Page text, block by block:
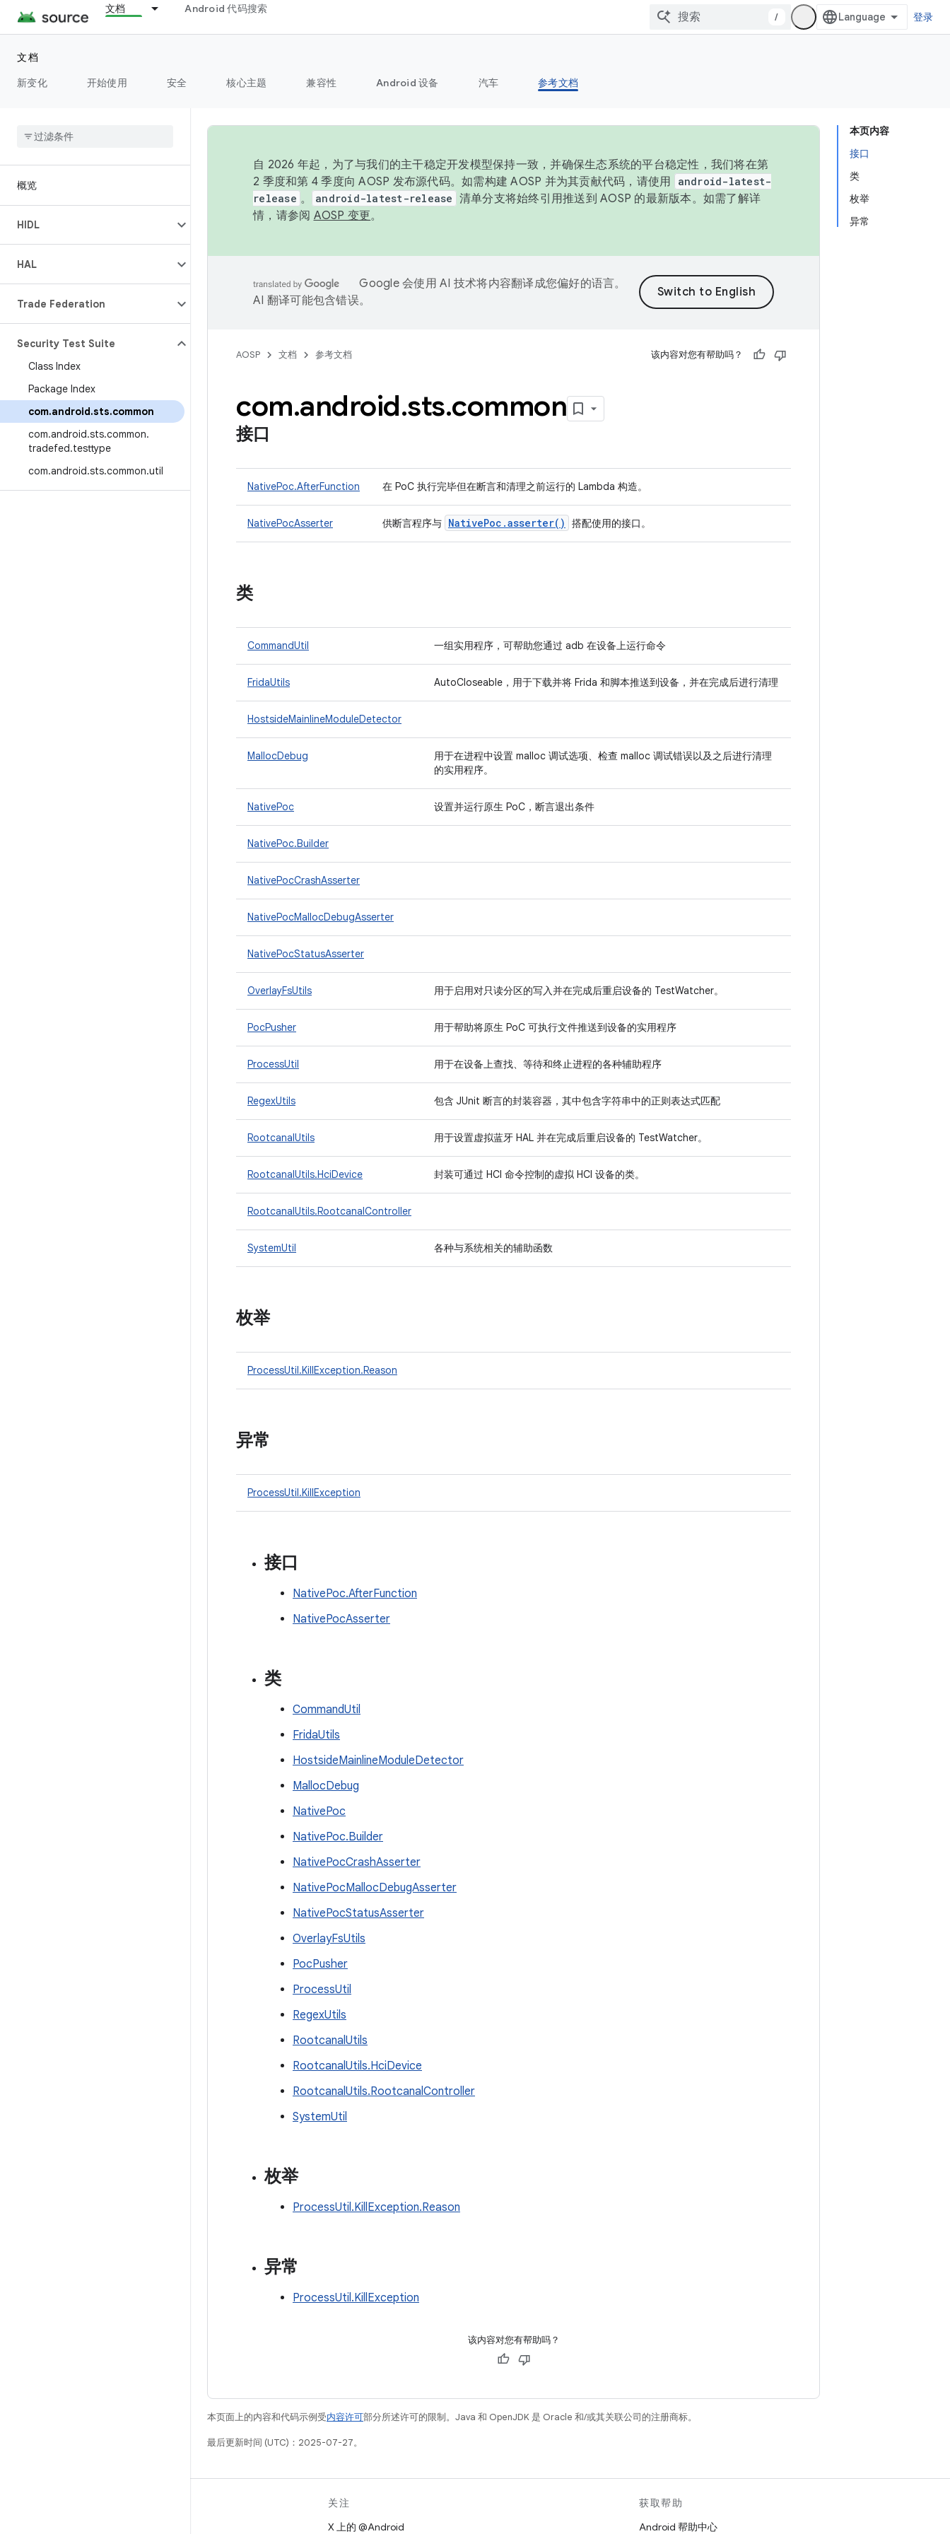
文档 Android 代码搜索
/ 登录
文档
新变化
开始使用 安全 核心主题 兼容性 Android 设备 汽车 参考文档
概览
HIDL
HAL
Trade Federation
Security Test Suite
Class Index
Package Index
com.android.sts.common
com.android.sts.common.
tradefed.testtype
com.android.sts.common.util
本页内容
接口
类
枚举
异常
自 2026 年起，为了与我们的主干稳定开发模型保持一致，并确保生态系统的平台稳定性，我们将在第
2 季度和第 4 季度向 AOSP 发布源代码。如需构建 AOSP 并为其贡献代码，请使用
android-latest-
release 。 android-latest-release 清单分支将始终引用推送到 AOSP 的最新版本。如需了解详
情，请参阅 AOSP 变更。
Google 会使用 AI 技术将内容翻译成您偏好的语言。
AI 翻译可能包含错误。
AOSP 文档 参考文档 该内容对您有帮助吗？
com.android.sts.common
接口
NativePoc.AfterFunction 在 PoC 执行完毕但在断言和清理之前运行的 Lambda 构造。
NativePocAsserter 供断言程序与 NativePoc .asserter( ) 搭配使用的接口。
类
CommandUtil 一组实用程序，可帮助您通过 adb 在设备上运行命令
FridaUtils AutoCloseable，用于下载并将 Frida 和脚本推送到设备，并在完成后进行清理
HostsideMainlineModuleDetector
MallocDebug
用于在进程中设置 malloc 调试选项、检查 malloc 调试错误以及之后进行清理
的实用程序。
NativePoc 设置并运行原生 PoC，断言退出条件
NativePoc.Builder
NativePocCrashAsserter
NativePocMallocDebugAsserter
NativePocStatusAsserter
OverlayFsUtils 用于启用对只读分区的写入并在完成后重启设备的 TestWatcher。
PocPusher 用于帮助将原生 PoC 可执行文件推送到设备的实用程序
ProcessUtil 用于在设备上查找、等待和终止进程的各种辅助程序
RegexUtils 包含 JUnit 断言的封装容器，其中包含字符串中的正则表达式匹配
RootcanalUtils 用于设置虚拟蓝牙 HAL 并在完成后重启设备的 TestWatcher。
RootcanalUtils.HciDevice 封装可通过 HCI 命令控制的虚拟 HCI 设备的类。
RootcanalUtils.RootcanalController
SystemUtil 各种与系统相关的辅助函数
枚举
ProcessUtil.KillException.Reason
异常
ProcessUtil.KillException
接口
NativePoc.AfterFunction
NativePocAsserter
类
CommandUtil
FridaUtils
HostsideMainlineModuleDetector
MallocDebug
NativePoc
NativePoc.Builder
NativePocCrashAsserter
NativePocMallocDebugAsserter
NativePocStatusAsserter
OverlayFsUtils
PocPusher
ProcessUtil
RegexUtils
RootcanalUtils
RootcanalUtils.HciDevice
RootcanalUtils.RootcanalController
SystemUtil
枚举
ProcessUtil.KillException.Reason
异常
ProcessUtil.KillException
该内容对您有帮助吗？
本页面上的内容和代码示例受内容许可部分所述许可的限制。Java 和 OpenJDK 是 Oracle 和/或其关联公司的注册商标。
最后更新时间 (UTC)：2025-07-27。
关注
X 上的 @Android
获取帮助
Android 帮助中心